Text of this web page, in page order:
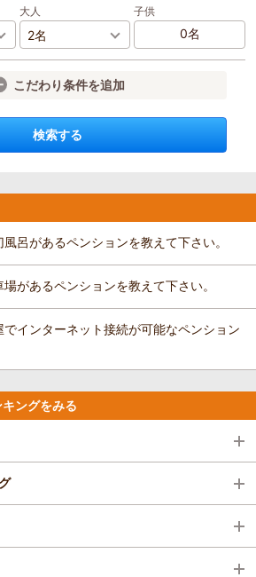
大人 子供
こだわり条件を追加
検索する
呂があるペンションを教えて下さい。
があるペンションを教えて下さい。
でインターネット接続が可能なペンション
ングをみる